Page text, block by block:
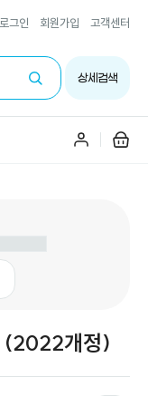
로그인 회원가입 고객센터
상세검색
개정)